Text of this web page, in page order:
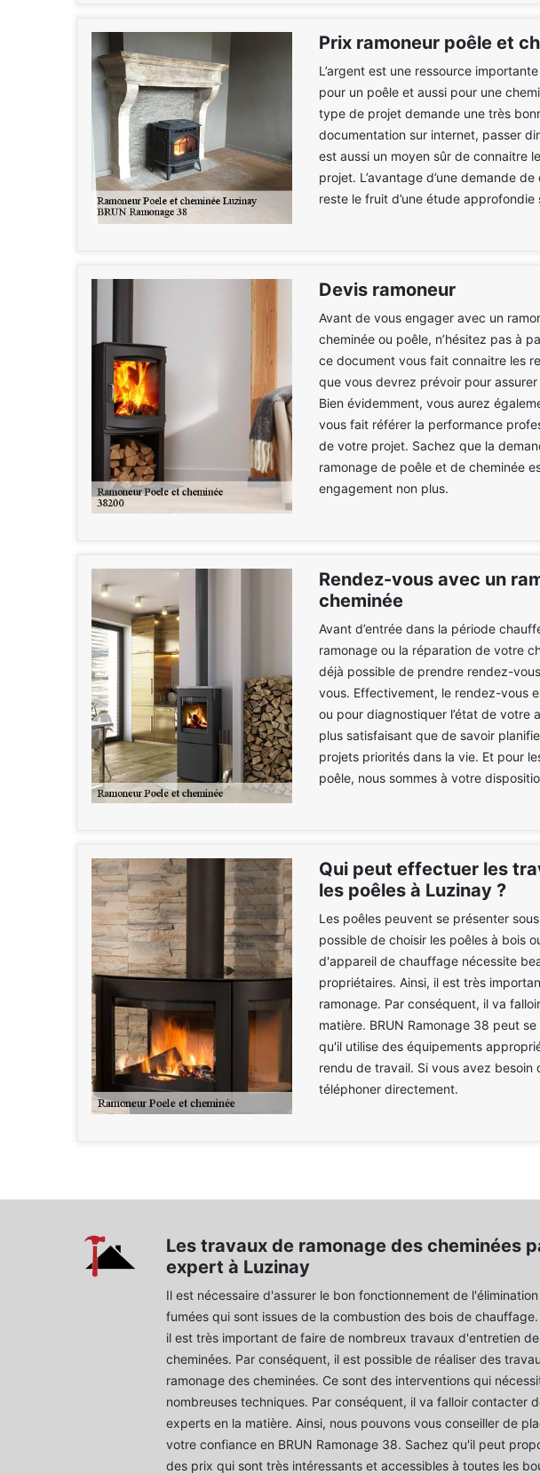
Prix ramoneur poêle et
L’argent est une ressource
pour un poêle et aussi pour une
type de projet demande une très
documentation sur internet, passer
est aussi un moyen sûr de connaitre
projet. L’avantage d’une demande
reste le fruit d’une étude
Devis ramoneur
Avant de vous engager avec un
cheminée ou poêle, n’hésitez pas à
ce document vous fait connaitre les
que vous devrez prévoir pour
Bien évidemment, vous aurez
vous fait référer la performance
de votre projet. Sachez que la
ramonage de poêle et de cheminée
engagement non plus.
Rendez-vous avec un
cheminée
Avant d’entrée dans la période
ramonage ou la réparation de votre
déjà possible de prendre rendez-
vous. Effectivement, le rendez-vous
ou pour diagnostiquer l’état de votre
plus satisfaisant que de savoir
projets priorités dans la vie. Et pour
poêle, nous sommes à votre
Qui peut effectuer les
les poêles à Luzinay ?
Les poêles peuvent se présenter
possible de choisir les poêles à bois
d'appareil de chauffage nécessite
propriétaires. Ainsi, il est très
ramonage. Par conséquent, il va
matière. BRUN Ramonage 38 peut
qu'il utilise des équipements
rendu de travail. Si vous avez
téléphoner directement.
Les travaux de ramonage des cheminées
expert à Luzinay
Il est nécessaire d'assurer le bon fonctionnement de
fumées qui sont issues de la combustion des bois de chauffage.
il est très important de faire de nombreux travaux d'entretien
cheminées. Par conséquent, il est possible de réaliser des
ramonage des cheminées. Ce sont des interventions qui
nombreuses techniques. Par conséquent, il va falloir contacter
experts en la matière. Ainsi, nous pouvons vous conseiller de
votre confiance en BRUN Ramonage 38. Sachez qu'il peut
des prix qui sont très intéressants et accessibles à toutes les